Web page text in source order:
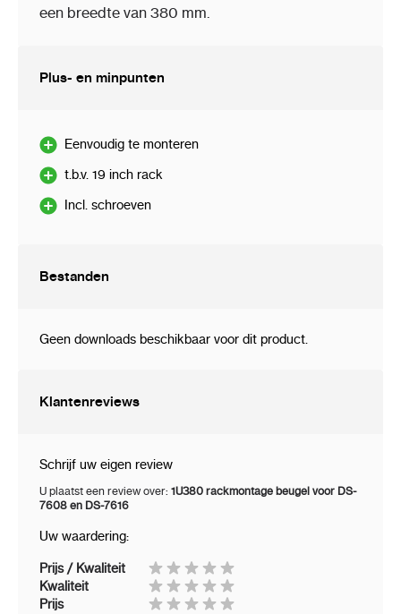
een breedte van 380 mm.
Plus- en minpunten
Eenvoudig te monteren
t.b.v. 19 inch rack
Incl. schroeven
Bestanden
Geen downloads beschikbaar voor dit product.
Klantenreviews
Schrijf uw eigen review
U plaatst een review over: 1U380 rackmontage beugel voor DS-
7608 en DS-7616
Uw waardering:
Prijs / Kwaliteit
Kwaliteit
Prijs